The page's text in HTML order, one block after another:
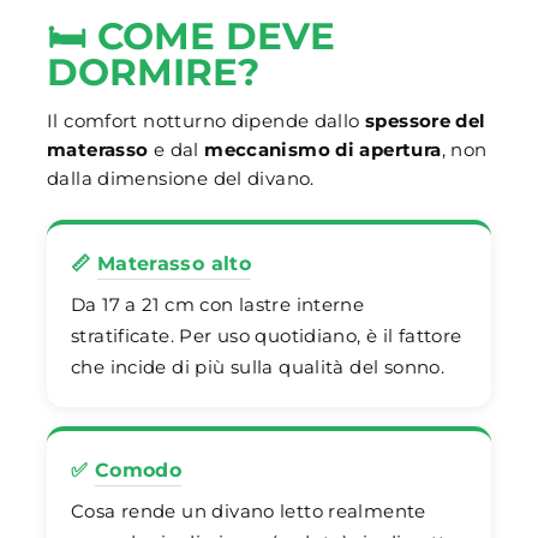
🛏️ COME DEVE
DORMIRE?
Il comfort notturno dipende dallospessore del
materasso e dal meccanismo di apertura, non
dalla dimensione del divano.
📏 Materasso alto
Da 17 a 21 cm con lastre interne
stratificate. Per uso quotidiano, è il fattore
che incide di più sulla qualità del sonno.
✅ Comodo
Cosa rende un divano letto realmente